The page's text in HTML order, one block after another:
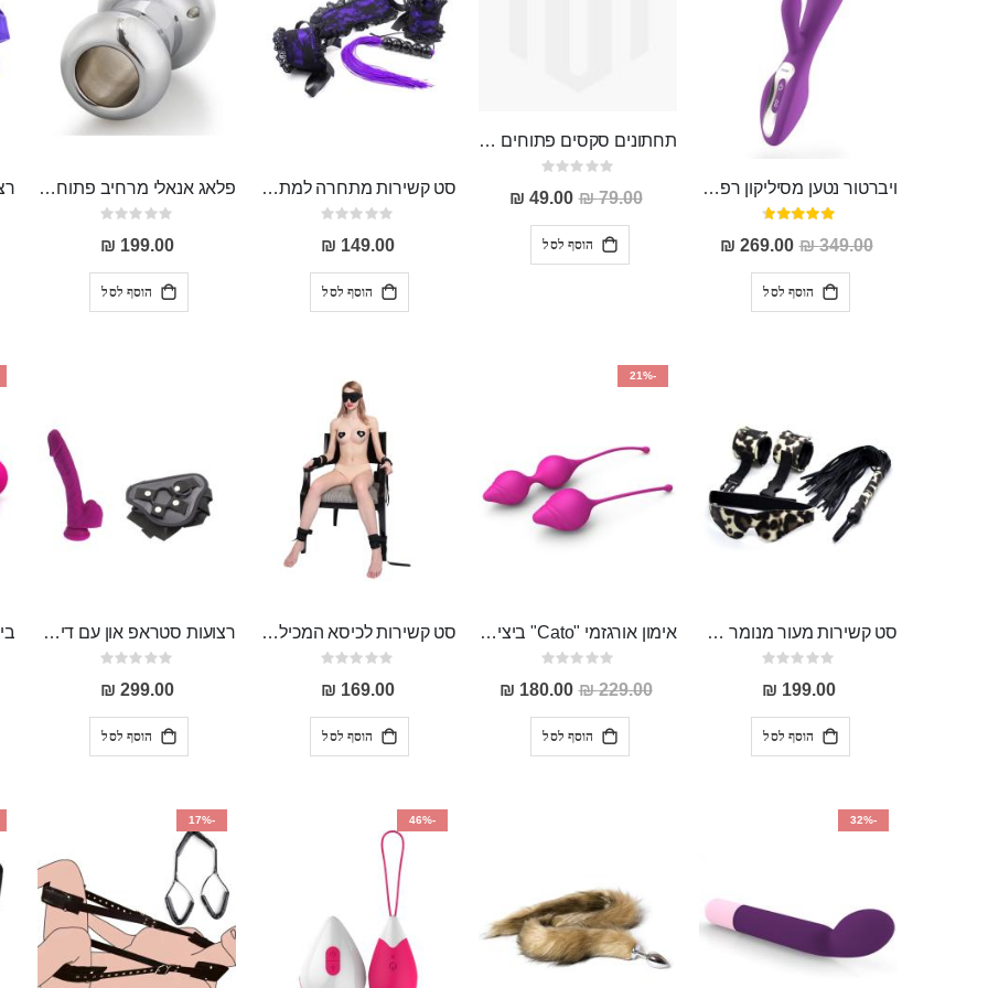
ויברטור נטען מסיליקון רפואי "Softs"
דירוג:
93%
349.00 ₪
מחיר
מבצע
269.00 ₪
הוסף לסל
תחתונים סקסים פתוחים מאחורה, מחמיאים , יפייפים "Esenia"
Rating:
79.00 ₪
מחיר
מבצע
49.00 ₪
הוסף לסל
סט קשירות מתחרה למתחילים המכיל כיסוי עיניים, אזיקים ושוט מהודר עם רצועות סיליקון "Baldemar"
Rating:
0%
149.00 ₪
הוסף לסל
פלאג אנאלי מרחיב פתוח חלול מפלדת אל חלד "Veles" להצצה ולמשחקים אנאלים מתקדמים
Rating:
0%
199.00 ₪
הוסף לסל
סט קשירות מעור מנומר אכותי המכיל כיסוי עיניים אזיקים ושוט "Plutus"
Rating:
199.00 ₪
הוסף לסל
-21%
אימון אורגזמי "Cato" ביצי קגל מסיליקון רפואי עם משקולת
Rating:
229.00 ₪
מחיר
מבצע
180.00 ₪
הוסף לסל
סט קשירות לכיסא המכיל אזיקים לידיים ,אזיקים לרגליים וכיסוי עיניים Egon
Rating:
169.00 ₪
הוסף לסל
רצועות סטראפ און עם דילדו 20 ס"מ "Lear"
Rating:
299.00 ₪
הוסף לסל
-32%
-46%
-17%